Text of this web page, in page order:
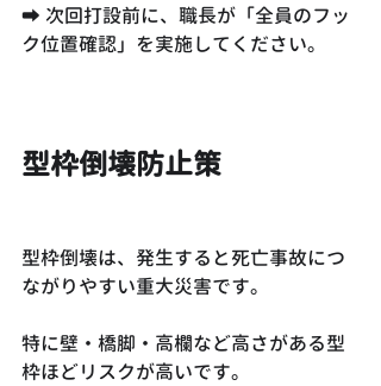
➡ 次回打設前に、職長が「全員のフッ
ク位置確認」を実施してください。
型枠倒壊防止策
型枠倒壊は、発生すると死亡事故につ
ながりやすい重大災害です。
特に壁・橋脚・高欄など高さがある型
枠ほどリスクが高いです。